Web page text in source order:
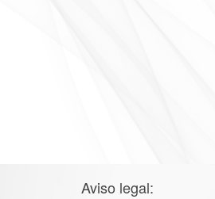
Aviso legal: